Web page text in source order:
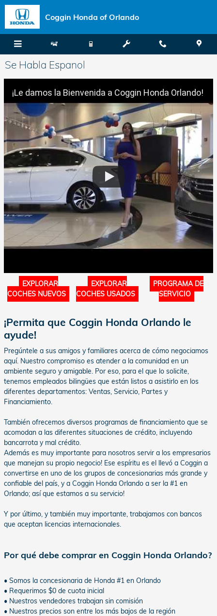
Skip to main content
Coggin Honda of Orlando
Se Habla Espanol
¡Le damos la Bienvenida a Coggin Honda Orlando!
EXPLORAR
COCHES NUEVOS
EXPLORAR
COCHES USADOS
PROGRAMA DE
SERVICIO
¡Permita que Coggin Honda Orlando le
ayude!
Pregúntele a sus amigos y familiares acerca de cómo negociamos
aquí. Nuestro compromiso es atender a la comunidad en un
ambiente seguro y amigable. Por eso, para el que lo solicite,
tenemos empleados bilingües que están listos a asistirlo en los
diferentes departamentos: Ventas, Servicio, Partes y
Financiamiento.
También ofrecemos diversos programas de financiamiento que se
acomodan a las diferentes situaciones de crédito, incluyendo
bancarrota y mal crédito.
Además es muy importante para nosotros servir a los empresarios
que manejan su propio negocio! Ese espíritu es el llevó a Coggin a
convertirse en uno de los grupos de concesionarias más grande y
confiable del país, y a Coggin Honda Orlando a ser la #1 en
Orlando; así que estamos a su servicio!
Y por último, y también muy importante, trabajamos con bancos
que aceptan licencias internacionales.
Por qué debe comprar en Coggin Honda Orlando?
• Somos la concesionaria de Honda #1 en Orlando
• Requerimos $0 de cuota inicial
• Nuestros vendedores trabajan sin comisión
• Nuestros precios son entre los más bajos de la región